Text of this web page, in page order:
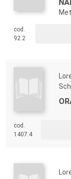
cod.
92.2
cod.
1407.4